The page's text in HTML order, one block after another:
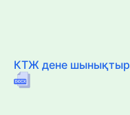
КТЖ дене